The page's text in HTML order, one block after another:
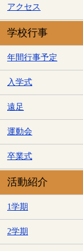
アクセス
学校行事
年間行事予定
入学式
遠足
運動会
卒業式
活動紹介
1学期
2学期